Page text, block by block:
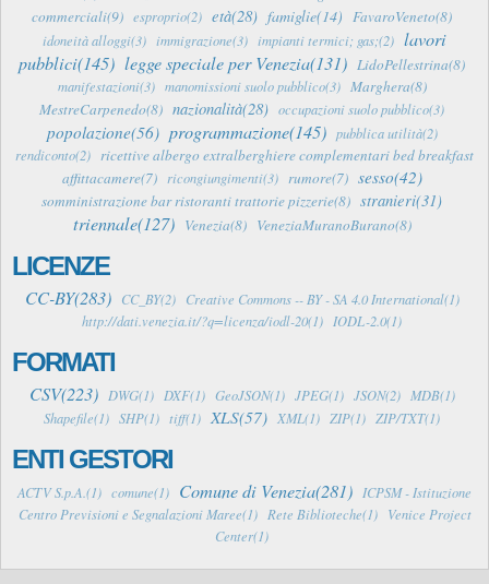
commerciali(9) esproprio(2) età(28) famiglie(14) FavaroVeneto(8)
idoneità alloggi(3) immigrazione(3) impianti termici; gas;(2) lavori
pubblici(145) legge speciale per Venezia(131) LidoPellestrina(8)
manifestazioni(3) manomissioni suolo pubblico(3) Marghera(8)
MestreCarpenedo(8) nazionalità(28) occupazioni suolo pubblico(3)
popolazione(56) programmazione(145) pubblica utilità(2)
rendiconto(2) ricettive albergo extralberghiere complementari bed breakfast
affittacamere(7)
ricongiungimenti(3) rumore(7) sesso(42)
somministrazione bar ristoranti trattorie pizzerie(8) stranieri(31)
triennale(127) Venezia(8) VeneziaMuranoBurano(8)
LICENZE
CC-BY(283) CC_BY(2)
Creative Commons -- BY - SA 4.0 International(1)
http://dati.venezia.it/?q=licenza/iodl-20(1)
IODL-2.0(1)
FORMATI
CSV(223) DWG(1) DXF(1) GeoJSON(1) JPEG(1) JSON(2)
MDB(1)
Shapefile(1) SHP(1) tiff(1) XLS(57) XML(1) ZIP(1) ZIP/TXT(1)
ENTI GESTORI
ACTV S.p.A.(1) comune(1) Comune di Venezia(281)
ICPSM - Istituzione
Centro Previsioni e Segnalazioni Maree(1)
Rete Biblioteche(1)
Venice Project
Center(1)